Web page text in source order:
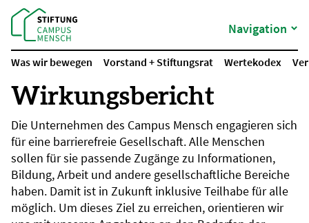
Navigation
Was wir bewegen Vorstand + Stiftungsrat Wertekodex
Wirkungsbericht
Die Unternehmen des Campus Mensch engagieren sich
für eine barrierefreie Gesellschaft. Alle Menschen
sollen für sie passende Zugänge zu Informationen,
Bildung, Arbeit und andere gesellschaftliche Bereiche
haben. Damit ist in Zukunft inklusive Teilhabe für alle
möglich. Um dieses Ziel zu erreichen, orientieren wir